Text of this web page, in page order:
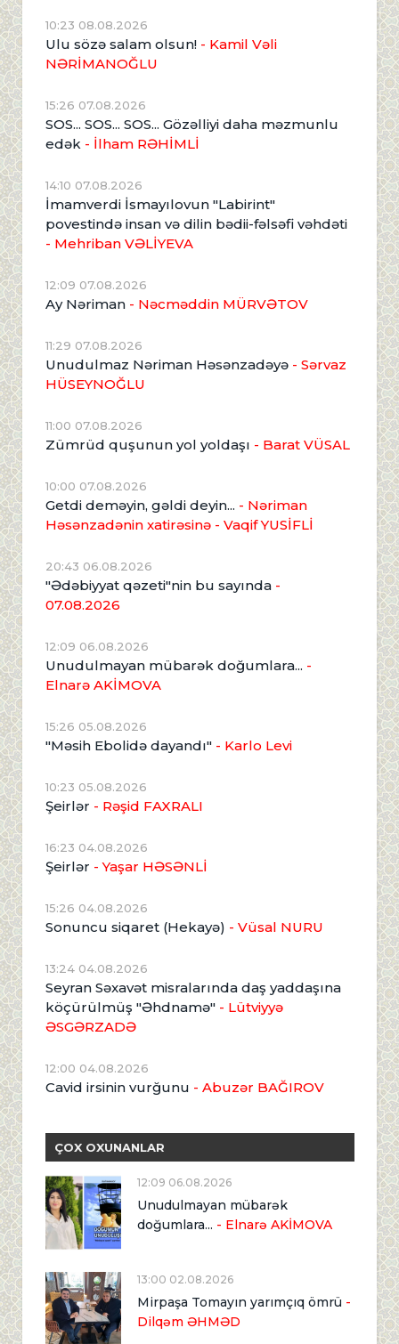
10:23 08.08.2026
Ulu sözə salam olsun! - Kamil Vəli
NƏRİMANOĞLU
15:26 07.08.2026
SOS... SOS... SOS... Gözəlliyi daha məzmunlu
edək - İlham RƏHİMLİ
14:10 07.08.2026
İmamverdi İsmayılovun "Labirint"
povestində insan və dilin bədii-fəlsəfi vəhdəti
- Mehriban VƏLİYEVA
12:09 07.08.2026
Ay Nəriman - Nəcməddin MÜRVƏTOV
11:29 07.08.2026
Unudulmaz Nəriman Həsənzadəyə - Sərvaz
HÜSEYNOĞLU
11:00 07.08.2026
Zümrüd quşunun yol yoldaşı - Barat VÜSAL
10:00 07.08.2026
Getdi deməyin, gəldi deyin... - Nəriman
Həsənzadənin xatirəsinə - Vaqif YUSİFLİ
20:43 06.08.2026
"Ədəbiyyat qəzeti"nin bu sayında -
07.08.2026
12:09 06.08.2026
Unudulmayan mübarək doğumlara... -
Elnarə AKİMOVA
15:26 05.08.2026
"Məsih Ebolidə dayandı" - Karlo Levi
10:23 05.08.2026
Şeirlər - Rəşid FAXRALI
16:23 04.08.2026
Şeirlər - Yaşar HƏSƏNLİ
15:26 04.08.2026
Sonuncu siqaret (Hekayə) - Vüsal NURU
13:24 04.08.2026
Seyran Səxavət misralarında daş yaddaşına
köçürülmüş "Əhdnamə" - Lütviyyə
ƏSGƏRZADƏ
12:00 04.08.2026
Cavid irsinin vurğunu - Abuzər BAĞIROV
ÇOX OXUNANLAR
12:09 06.08.2026
Unudulmayan mübarək
doğumlara... - Elnarə AKİMOVA
13:00 02.08.2026
Mirpaşa Tomayın yarımçıq ömrü -
Dilqəm ƏHMƏD